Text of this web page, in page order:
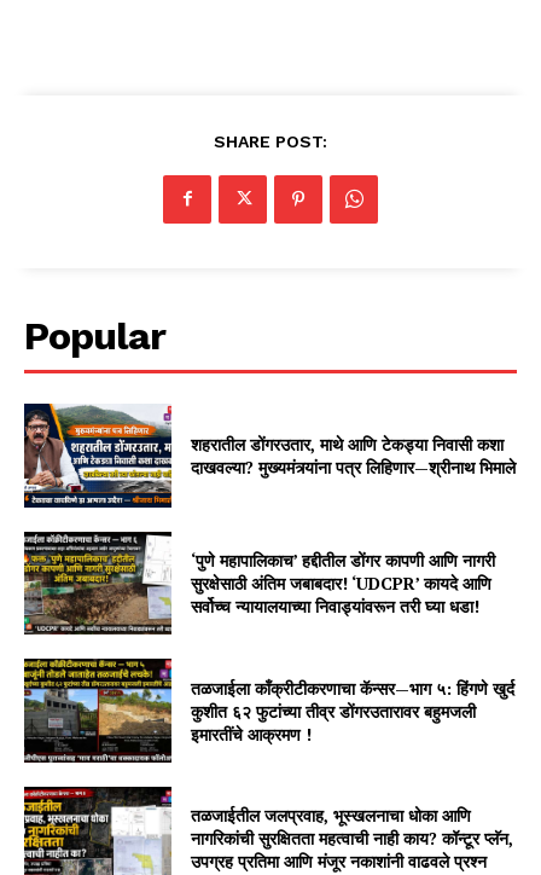
SHARE POST:
Popular
शहरातील डोंगरउतार, माथे आणि टेकड्या निवासी कशा
दाखवल्या? मुख्यमंत्र्यांना पत्र लिहिणार—श्रीनाथ भिमाले
‘पुणे महापालिकाच’ हद्दीतील डोंगर कापणी आणि नागरी
सुरक्षेसाठी अंतिम जबाबदार! ‘UDCPR’ कायदे आणि
सर्वोच्च न्यायालयाच्या निवाड्यांवरून तरी घ्या धडा!
तळजाईला काँक्रीटीकरणाचा कॅन्सर—भाग ५: हिंगणे खुर्द
कुशीत ६२ फुटांच्या तीव्र डोंगरउतारावर बहुमजली
इमारतींचे आक्रमण !
तळजाईतील जलप्रवाह, भूस्खलनाचा धोका आणि
नागरिकांची सुरक्षितता महत्वाची नाही काय? कॉन्टूर प्लॅन,
उपग्रह प्रतिमा आणि मंजूर नकाशांनी वाढवले प्रश्न